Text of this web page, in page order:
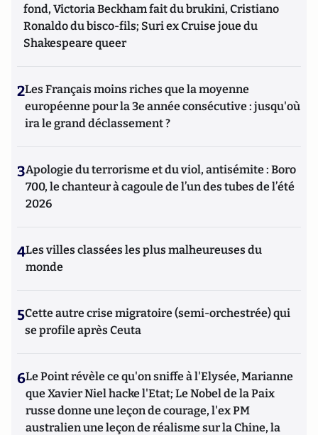
fond, Victoria Beckham fait du brukini, Cristiano
Ronaldo du bisco-fils; Suri ex Cruise joue du
Shakespeare queer
2Les Français moins riches que la moyenne
européenne pour la 3e année consécutive : jusqu'où
ira le grand déclassement ?
3Apologie du terrorisme et du viol, antisémite : Boro
700, le chanteur à cagoule de l’un des tubes de l’été
2026
4Les villes classées les plus malheureuses du
monde
5Cette autre crise migratoire (semi-orchestrée) qui
se profile après Ceuta
6Le Point révèle ce qu'on sniffe à l'Elysée, Marianne
que Xavier Niel hacke l'Etat; Le Nobel de la Paix
russe donne une leçon de courage, l'ex PM
australien une leçon de réalisme sur la Chine, la